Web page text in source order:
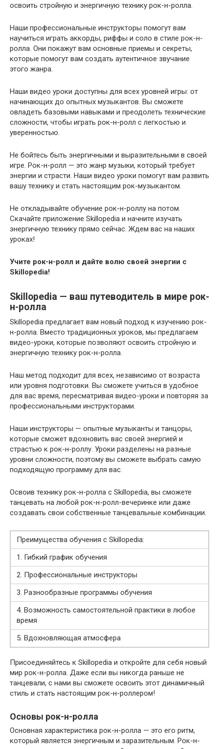
освоить стройную и энергичную технику рок-н-ролла.
Наши профессиональные инструкторы помогут вам
научиться играть аккорды, риффы и соло в стиле рок-н-
ролла. Они покажут вам основные приемы и секреты,
которые помогут вам создать аутентичное звучание
этого жанра.
Наши видео уроки доступны для всех уровней игры: от
начинающих до опытных музыкантов. Вы сможете
овладеть базовыми навыками и преодолеть технические
сложности, чтобы играть рок-н-ролл с легкостью и
уверенностью.
Не бойтесь быть энергичными и выразительными в своей
игре. Рок-н-ролл — это жанр музыки, который требует
энергии и страсти. Наши видео уроки помогут вам развить
вашу технику и стать настоящим рок-музыкантом.
Не откладывайте обучение рок-н-роллу на потом.
Скачайте приложение Skillopedia и начните изучать
энергичную технику прямо сейчас. Ждем вас на наших
уроках!
Учите рок-н-ролл и дайте волю своей энергии с
Skillopedia!
Skillopedia — ваш путеводитель в мире рок-
н-ролла
Skillopedia предлагает вам новый подход к изучению рок-
н-ролла. Вместо традиционных уроков, мы предлагаем
видео-уроки, которые позволяют освоить стройную и
энергичную технику рок-н-ролла.
Наш метод подходит для всех, независимо от возраста
или уровня подготовки. Вы сможете учиться в удобное
для вас время, пересматривая видео-уроки и повторяя за
профессиональными инструкторами.
Наши инструкторы — опытные музыканты и танцоры,
которые сможет вдохновить вас своей энергией и
страстью к рок-н-роллу. Уроки разделены на разные
уровни сложности, поэтому вы сможете выбрать самую
подходящую программу для вас.
Освоив технику рок-н-ролла с Skillopedia, вы сможете
танцевать на любой рок-н-ролл-вечеринке или даже
создавать свои собственные танцевальные комбинации.
Преимущества обучения с Skillopedia:
1. Гибкий график обучения
2. Профессиональные инструкторы
3. Разнообразные программы обучения
4. Возможность самостоятельной практики в любое
время
5. Вдохновляющая атмосфера
Присоединяйтесь к Skillopedia и откройте для себя новый
мир рок-н-ролла. Даже если вы никогда раньше не
танцевали, с нами вы сможете освоить этот динамичный
стиль и стать настоящим рок-н-роллером!
Основы рок-н-ролла
Основная характеристика рок-н-ролла — это его ритм,
который является энергичным и заразительным. Рок-н-